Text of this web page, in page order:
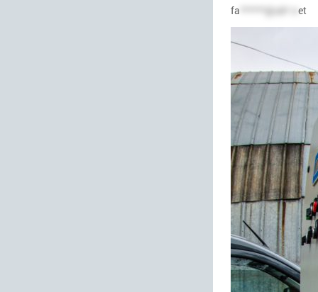
fa ******@uk*.n et